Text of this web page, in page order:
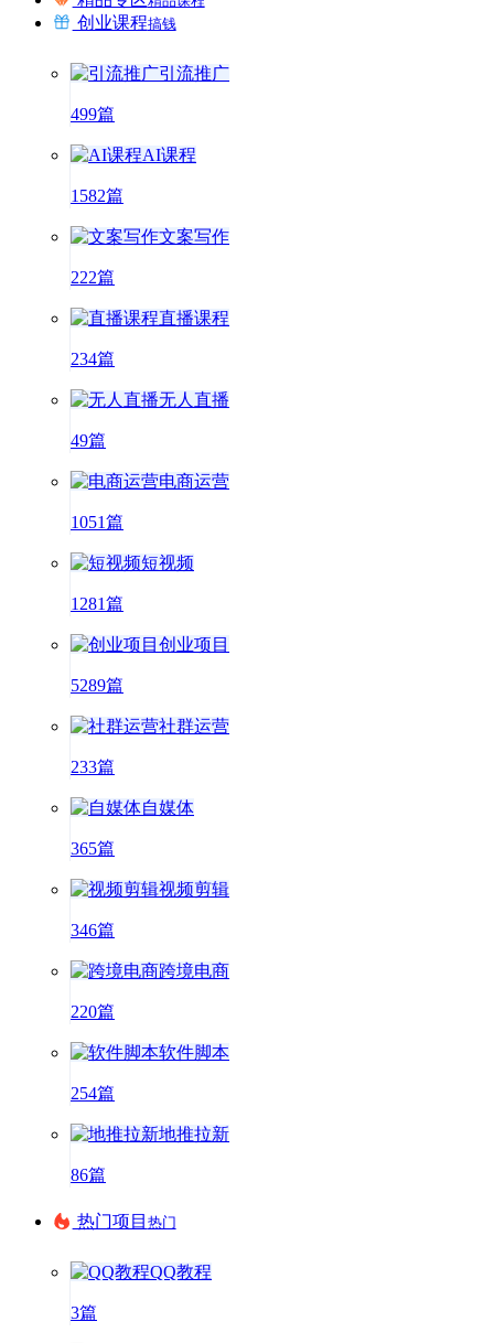
创业课程搞钱
引流推广
499篇
AI课程
1582篇
文案写作
222篇
直播课程
234篇
无人直播
49篇
电商运营
1051篇
短视频
1281篇
创业项目
5289篇
社群运营
233篇
自媒体
365篇
视频剪辑
346篇
跨境电商
220篇
软件脚本
254篇
地推拉新
86篇
热门项目 热门
QQ教程
3篇